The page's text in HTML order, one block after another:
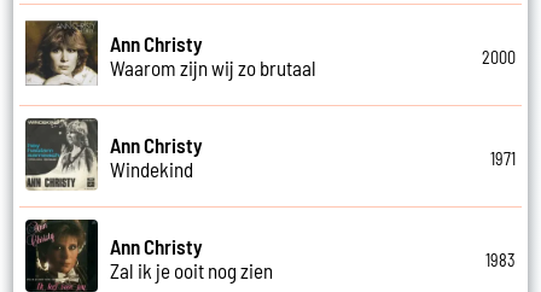
Ann Christy
Waarom zijn wij zo brutaal
2000
Ann Christy
Windekind
1971
Ann Christy
Zal ik je ooit nog zien
1983